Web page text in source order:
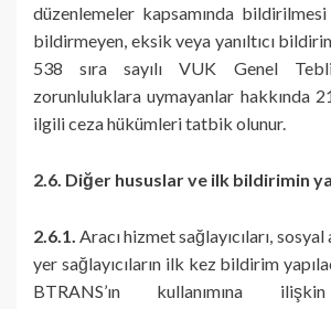
düzenlemeler kapsamında
bildirmeyen, eksik veya yanıltıcı
538 sıra sayılı VUK Genel
zorunluluklara uymayanlar hakkında
ilgili ceza hükümleri tatbik olunur.
2.6. Diğer hususlar ve ilk bildirimin
2.6.1. Aracı hizmet sağlayıcıları, sosyal
yer sağlayıcıların ilk kez bildirim
BTRANS’ın kullanımına